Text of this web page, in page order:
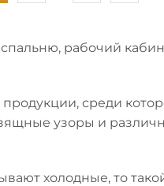
рабочий
среди
узоры и
холодные, то